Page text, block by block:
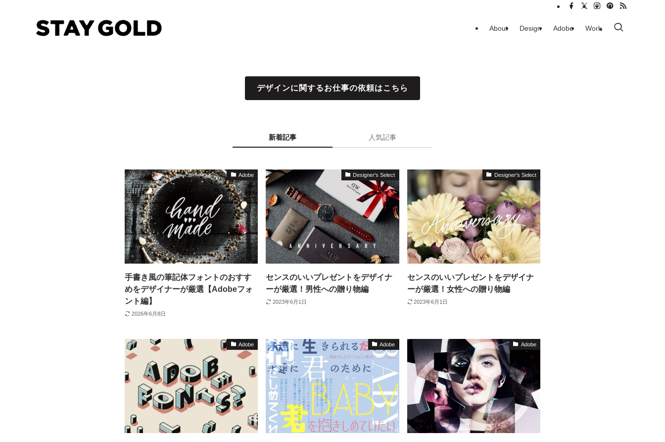
About Design Adobe Work
デザインに関するお仕事の依頼はこちら
新着記事 人気記事
Adobe
手書き風の筆記体フォントのおすす
めをデザイナーが厳選【Adobeフォ
ント編】
2026年6月8日
Designer's Select
センスのいいプレゼントをデザイナ
ーが厳選！男性への贈り物編
2023年6月1日
Designer's Select
センスのいいプレゼントをデザイナ
ーが厳選！女性への贈り物編
2023年6月1日
Adobe Adobe Adobe